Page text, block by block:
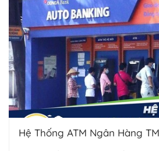
Hệ Thống ATM Ngân Hàng